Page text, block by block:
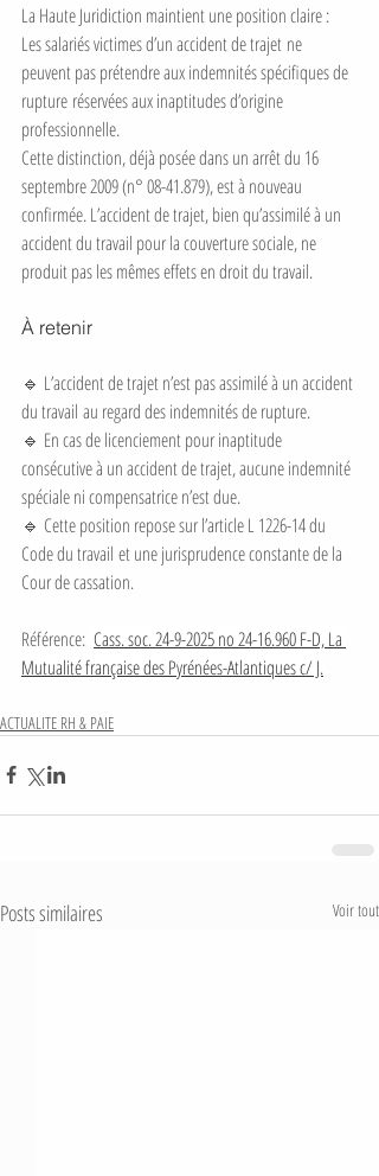
La Haute Juridiction maintient une position claire :
Les salariés victimes d’un accident de trajet ne
peuvent pas prétendre aux indemnités spécifiques de
rupture réservées aux inaptitudes d’origine
professionnelle.
Cette distinction, déjà posée dans un arrêt du 16
septembre 2009 (n° 08-41.879), est à nouveau
confirmée. L’accident de trajet, bien qu’assimilé à un
accident du travail pour la couverture sociale, ne
produit pas les mêmes effets en droit du travail.
À retenir
🔹 L’accident de trajet n’est pas assimilé à un accident
du travail au regard des indemnités de rupture.
🔹 En cas de licenciement pour inaptitude
consécutive à un accident de trajet, aucune indemnité
spéciale ni compensatrice n’est due.
🔹 Cette position repose sur l’article L 1226-14 du
Code du travail et une jurisprudence constante de la
Cour de cassation.
Référence: Cass. soc. 24-9-2025 no 24-16.960 F-D, La
Mutualité française des Pyrénées-Atlantiques c/ J.
ACTUALITE RH & PAIE
Posts similaires Voir tout